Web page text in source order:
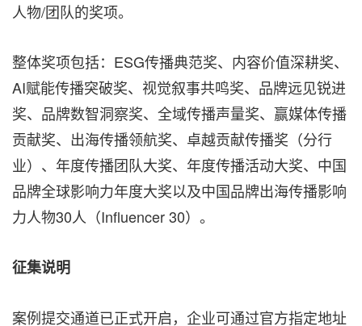
人物/团队的奖项。
整体奖项包括：ESG传播典范奖、内容价值深耕奖、
AI赋能传播突破奖、视觉叙事共鸣奖、品牌远见锐进
奖、品牌数智洞察奖、全域传播声量奖、赢媒体传播
贡献奖、出海传播领航奖、卓越贡献传播奖（分行
业）、年度传播团队大奖、年度传播活动大奖、中国
品牌全球影响力年度大奖以及中国品牌出海传播影响
力人物30人（Influencer 30）。
‌征集说明
‌案例提交通道已正式开启，企业可通过官方指定地址